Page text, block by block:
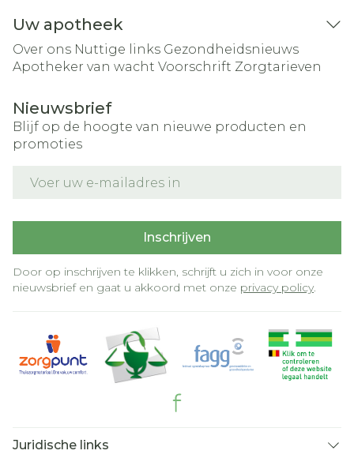
Uw apotheek
Over ons Nuttige links Gezondheidsnieuws
Apotheker van wacht Voorschrift Zorgtarieven
Nieuwsbrief
Blijf op de hoogte van nieuwe producten en
promoties
Inschrijven
Door op inschrijven te klikken, schrijft u zich in voor onze
nieuwsbrief en gaat u akkoord met onze privacy policy.
Juridische links